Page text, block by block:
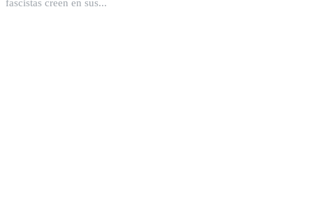
fascistas creen en sus...